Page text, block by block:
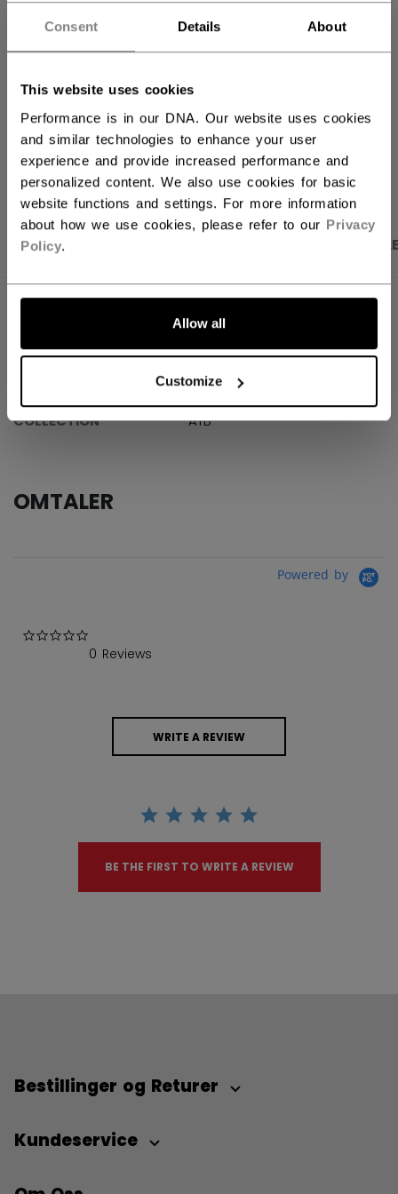
Consent Details About
This website uses cookies
Performance is in our DNA. Our website uses cookies
and similar technologies to enhance your user
experience and provide increased performance and
personalized content. We also use cookies for basic
website functions and settings. For more information
about how we use cookies, please refer to our Privacy
Policy.
Allow all
Customize
FINN I BUTIKK
Fraktvilkår
ÅPNE SOSIALE
PRODUKTBILDER
SPESIFIKASJONER
ID
FHO51A-YT
Youth
COLLECTION
ATB
OMTALER
Powered by
0 Reviews
WRITE A REVIEW
BE THE FIRST TO WRITE A REVIEW
Bestillinger og Returer
Kundeservice